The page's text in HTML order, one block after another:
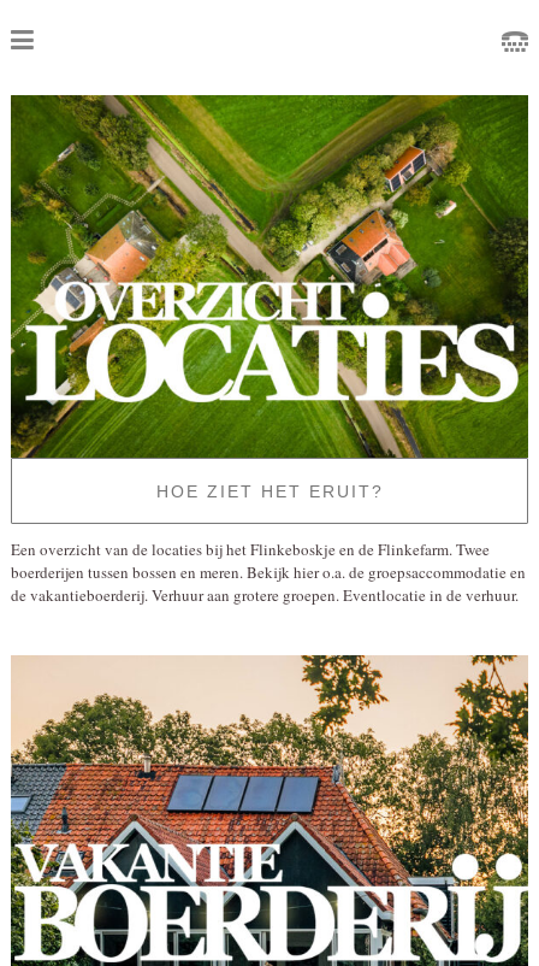
HOE ZIET HET ERUIT?
Een overzicht van de locaties bij het Flinkeboskje en de Flinkefarm. Twee
boerderijen tussen bossen en meren. Bekijk hier o.a. de groepsaccommodatie en
de vakantieboerderij. Verhuur aan grotere groepen. Eventlocatie in de verhuur.